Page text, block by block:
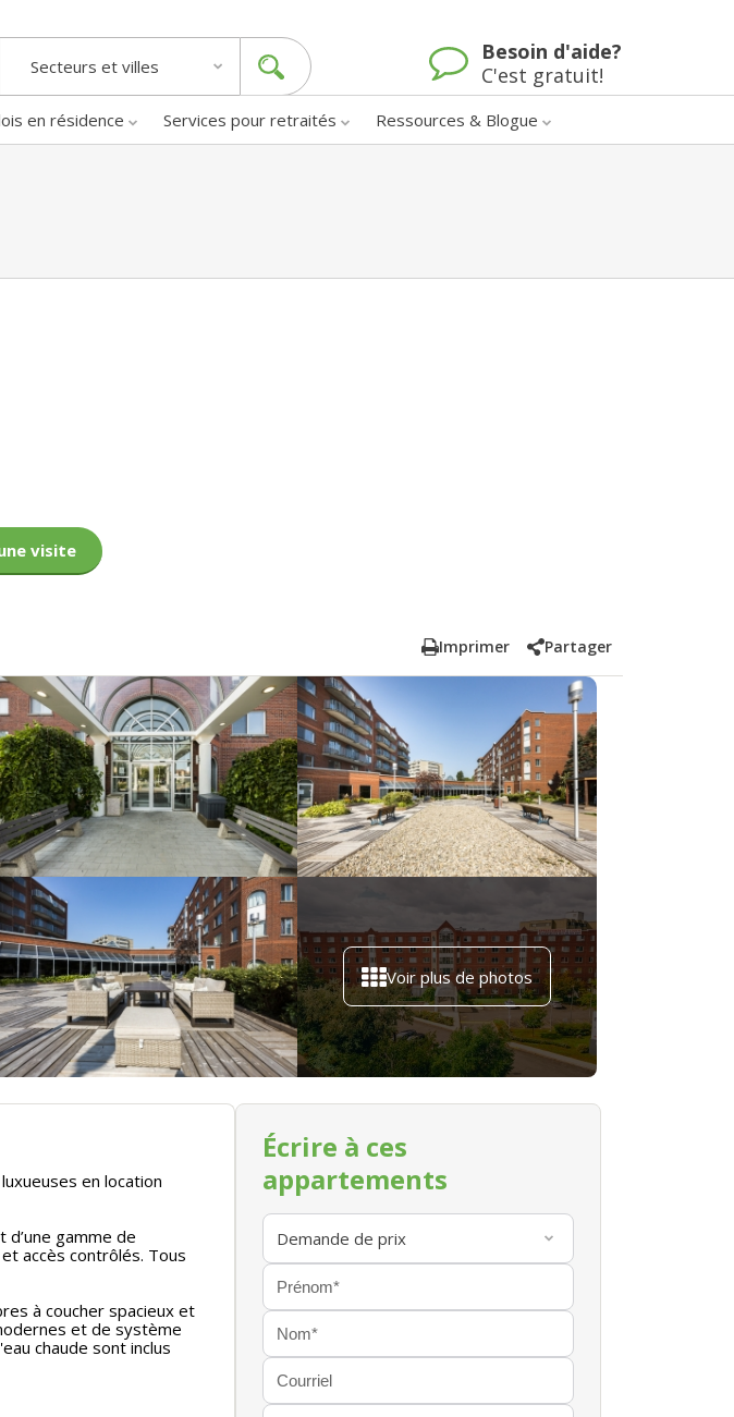
Secteurs et villes
Besoin d'aide?
C'est gratuit!
en résidence Services pour retraités Ressources & Blogue
visite
Imprimer Partager
Voir plus de photos
en location
gamme de
accès contrôlés. Tous
à coucher spacieux et
et de système
chaude sont inclus
Écrire à ces
appartements